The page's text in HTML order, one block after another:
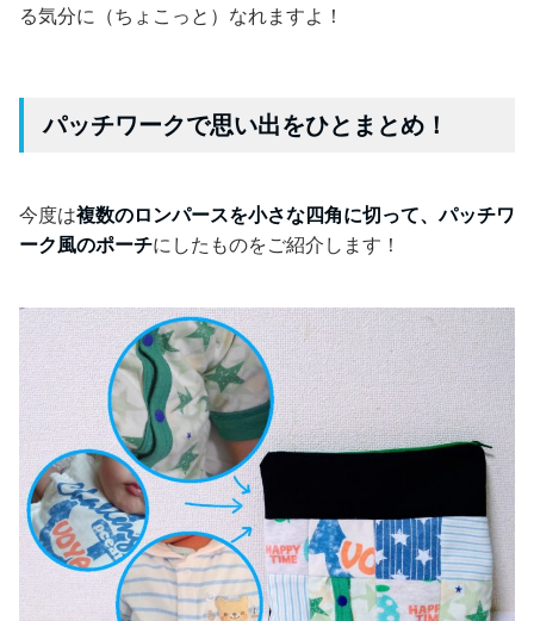
る気分に（ちょこっと）なれますよ！
パッチワークで思い出をひとまとめ！
今度は複数のロンパースを小さな四角に切って、パッチワ
ーク風のポーチにしたものをご紹介します！